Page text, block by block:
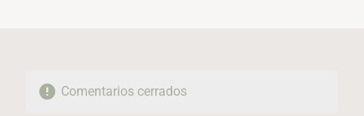
Comentarios cerrados